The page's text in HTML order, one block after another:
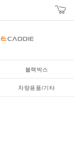
블랙박스
차량용품/기타